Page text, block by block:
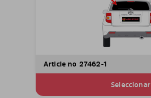
Article no 27462-1
Seleccionar